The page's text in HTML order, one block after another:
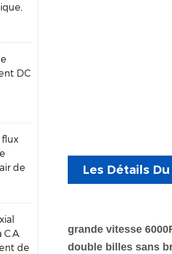
DC
de
de
Les Détails
grande vitesse
double billes sans